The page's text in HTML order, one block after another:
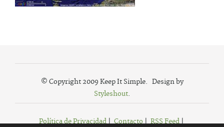
© Copyright 2009 Keep It Simple. Design by
Styleshout.
Política de Privacidad| Contacto| RSS Feed|